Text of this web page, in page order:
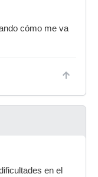
cómo me va
en el